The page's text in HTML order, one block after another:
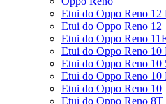
Etui do Oppo Reno 12
Etui do Oppo Reno 12
Etui do Oppo Reno
Etui do Oppo Reno 10
Etui do Oppo Reno 10
Etui do Oppo Reno 10
Etui do Oppo Reno 10
Etui do Oppo Reno 8T